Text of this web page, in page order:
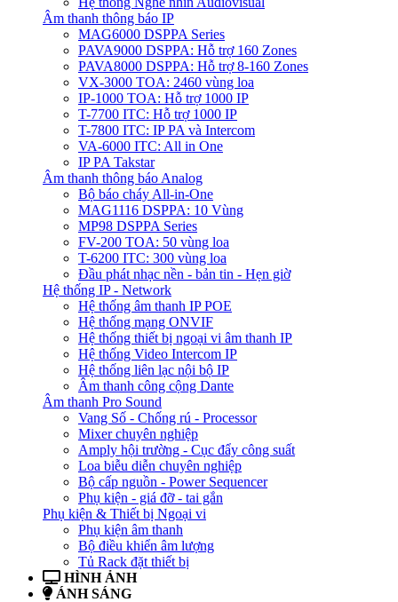
Âm thanh thông báo IP
MAG6000 DSPPA Series
PAVA9000 DSPPA: Hỗ trợ 160 Zones
PAVA8000 DSPPA: Hỗ trợ 8-160 Zones
VX-3000 TOA: 2460 vùng loa
IP-1000 TOA: Hỗ trợ 1000 IP
T-7700 ITC: Hỗ trợ 1000 IP
T-7800 ITC: IP PA và Intercom
VA-6000 ITC: All in One
IP PA Takstar
Âm thanh thông báo Analog
Bộ báo cháy All-in-One
MAG1116 DSPPA: 10 Vùng
MP98 DSPPA Series
FV-200 TOA: 50 vùng loa
T-6200 ITC: 300 vùng loa
Đầu phát nhạc nền - bản tin - Hẹn giờ
Hệ thống IP - Network
Hệ thống âm thanh IP POE
Hệ thống mạng ONVIF
Hệ thống thiết bị ngoại vi âm thanh IP
Hệ thống Video Intercom IP
Hệ thống liên lạc nội bộ IP
Âm thanh công cộng Dante
Âm thanh Pro Sound
Vang Số - Chống rú - Processor
Mixer chuyên nghiệp
Amply hội trường - Cục đẩy công suất
Loa biễu diễn chuyên nghiệp
Bộ cấp nguồn - Power Sequencer
Phụ kiện - giá đỡ - tai gắn
Phụ kiện & Thiết bị Ngoại vi
Phụ kiện âm thanh
Bộ điều khiển âm lượng
Tủ Rack đặt thiết bị
HÌNH ẢNH
ÁNH SÁNG